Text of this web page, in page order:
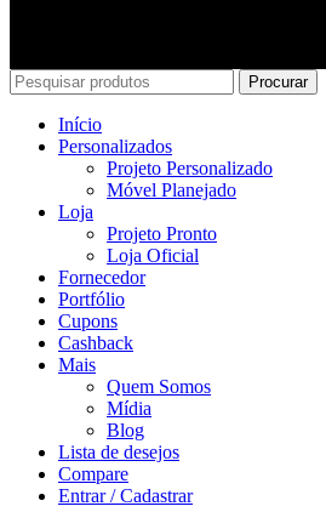
Procurar
Início
Personalizados
Projeto Personalizado
Móvel Planejado
Loja
Projeto Pronto
Loja Oficial
Fornecedor
Portfólio
Cupons
Cashback
Mais
Quem Somos
Mídia
Blog
Lista de desejos
Compare
Entrar / Cadastrar